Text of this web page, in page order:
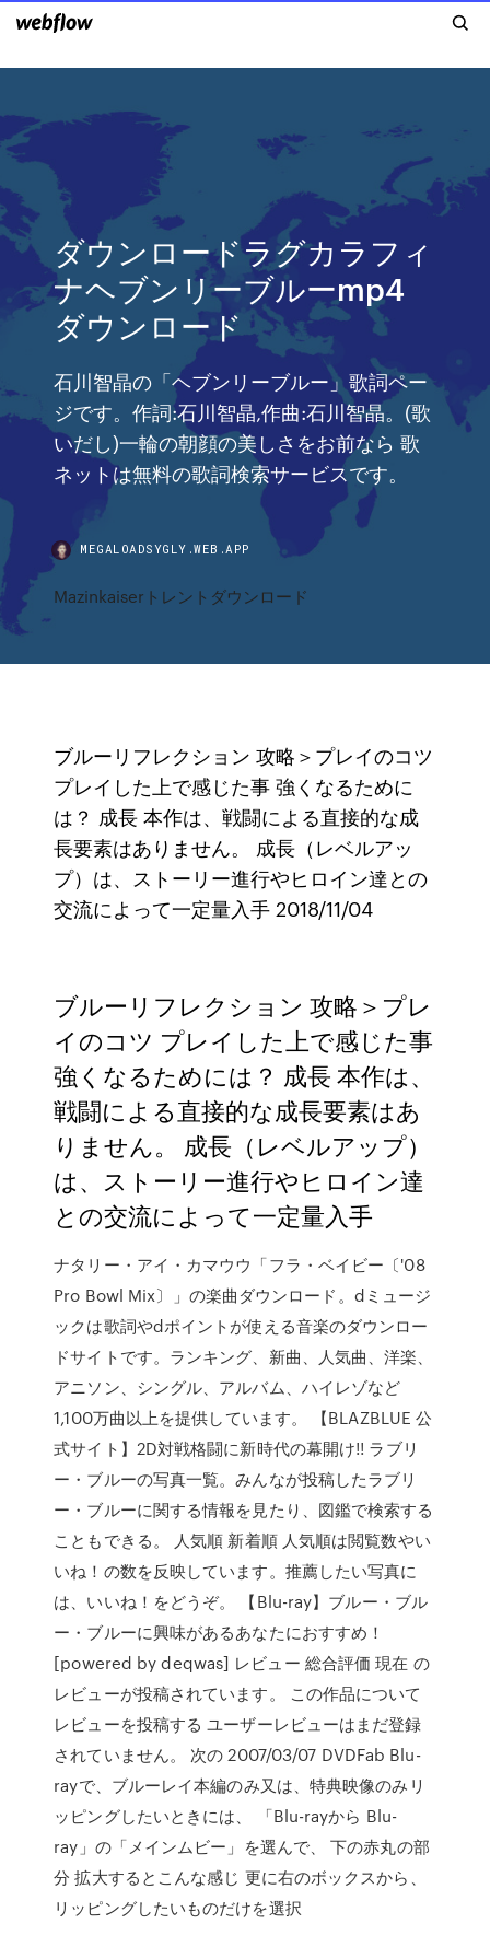
ダウンロードラグカラフィ
ナヘブンリーブルーmp4
ダウンロード
石川智晶の「ヘブンリーブルー」歌詞ペー
ジです。作詞:石川智晶,作曲:石川智晶。(歌
いだし)一輪の朝顔の美しさをお前なら 歌
ネットは無料の歌詞検索サービスです。
MEGALOADSYGLY.WEB.APP
Mazinkaiserトレントダウンロード
ブルーリフレクション 攻略＞プレイのコツ
プレイした上で感じた事 強くなるために
は？ 成長 本作は、戦闘による直接的な成
長要素はありません。 成長（レベルアッ
プ）は、ストーリー進行やヒロイン達との
交流によって一定量入手 2018/11/04
ブルーリフレクション 攻略＞プレ
イのコツ プレイした上で感じた事
強くなるためには？ 成長 本作は、
戦闘による直接的な成長要素はあ
りません。 成長（レベルアップ）
は、ストーリー進行やヒロイン達
との交流によって一定量入手
ナタリー・アイ・カマウウ「フラ・ベイビー〔'08
Pro Bowl Mix〕」の楽曲ダウンロード。dミュージ
ックは歌詞やdポイントが使える音楽のダウンロー
ドサイトです。ランキング、新曲、人気曲、洋楽、
アニソン、シングル、アルバム、ハイレゾなど
1,100万曲以上を提供しています。 【BLAZBLUE 公
式サイト】2D対戦格闘に新時代の幕開け!! ラブリ
ー・ブルーの写真一覧。みんなが投稿したラブリ
ー・ブルーに関する情報を見たり、図鑑で検索する
こともできる。 人気順 新着順 人気順は閲覧数やい
いね！の数を反映しています。推薦したい写真に
は、いいね！をどうぞ。 【Blu-ray】ブルー・ブル
ー・ブルーに興味があるあなたにおすすめ！
[powered by deqwas] レビュー 総合評価 現在 の
レビューが投稿されています。 この作品について
レビューを投稿する ユーザーレビューはまだ登録
されていません。 次の 2007/03/07 DVDFab Blu-
rayで、ブルーレイ本編のみ又は、特典映像のみリ
ッピングしたいときには、 「Blu-rayから Blu-
ray」の「メインムビー」を選んで、 下の赤丸の部
分 拡大するとこんな感じ 更に右のボックスから、
リッピングしたいものだけを選択